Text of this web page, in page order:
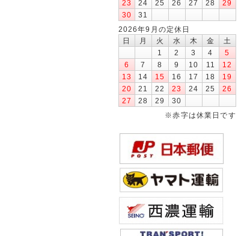
23
24 25 26 27 28
29
30
31
2026年9月の定休日
日
月 火 水 木 金
土
1
2 3 4
5
6
7 8 9 10 11
12
13
14 15 16 17 18
19
20
21 22 23 24 25
26
27
28 29
30
※赤字は休業日です